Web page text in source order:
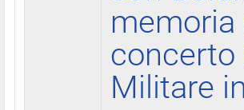
memoria
concerto
Militare